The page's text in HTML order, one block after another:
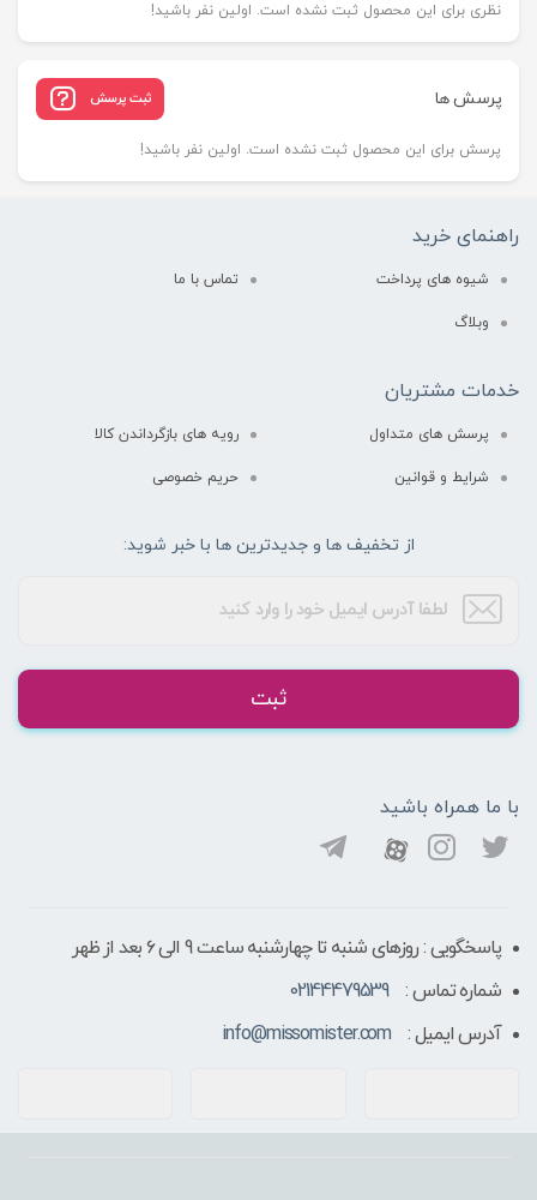
نظری برای این محصول ثبت نشده است. اولین نفر باشید!
پرسش ها ثبت پرسش
پرسش برای این محصول ثبت نشده است. اولین نفر باشید!
راهنمای خرید
شیوه های پرداخت تماس با ما
وبلاگ
خدمات مشتریان
پرسش های متداول رویه های بازگرداندن کالا
شرایط و قوانین حریم خصوصی
از تخفیف ها و جدیدترین ها با خبر شوید:
ثبت
با ما همراه باشید
پاسخگویی : روزهای شنبه تا چهارشنبه ساعت 9 الی ۶ بعد از ظهر
شماره تماس :
02144479539
آدرس ایمیل :
info@missomister.com